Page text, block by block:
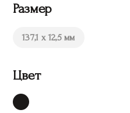
Размер
137,1 x 12,5 мм
Цвет